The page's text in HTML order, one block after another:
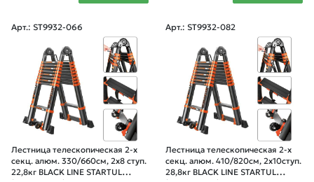
Арт.: ST9932-066
Лестница телескопическая 2-х
секц. алюм. 330/660см, 2х8 ступ.
22,8кг BLACK LINE STARTUL
Арт.: ST9932-082
Лестница телескопическая 2-х
секц. алюм. 410/820см, 2х10ступ.
28,8кг BLACK LINE STARTUL